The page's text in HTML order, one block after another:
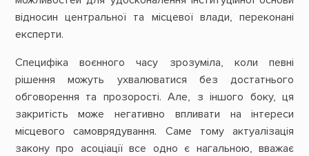
відносин центральної та місцевої влади, переконані
експерти.
Специфіка воєнного часу зрозуміла, коли певні
рішення можуть ухвалюватися без достатнього
обговорення та прозорості. Але, з іншого боку, ця
закритість може негативно впливати на інтереси
місцевого самоврядування. Саме тому актуалізація
закону про асоціації все одно є нагальною, вважає